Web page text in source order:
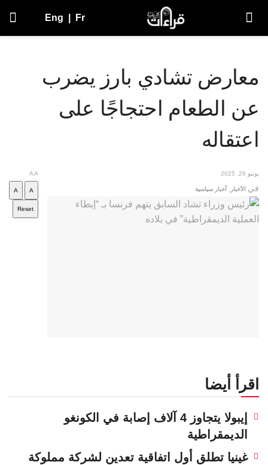
Eng Fr
معارض تشادي بارز يضرب
عن الطعام احتجاجًا على
اعتقاله
يونيو 26, 2025
في الأخبار أخبار سياسية
AA
A
A
Reset
اقرأ أيضا
إيبولا يتجاوز 4 آلاف إصابة في الكونغو
الديمقراطية
غينيا تطلق أول اتفاقية تعدين لشركة مملوكة